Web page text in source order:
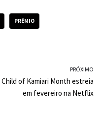
PRÊMIO
PRÓXIMO
Child of Kamiari Month estreia
em fevereiro na Netflix